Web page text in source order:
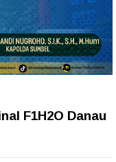
F1H2O Danau